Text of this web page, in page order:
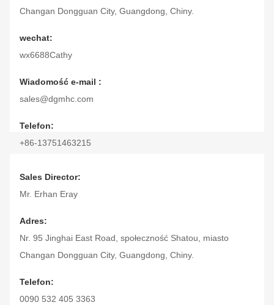
Changan Dongguan City, Guangdong, Chiny.
wechat:
wx6688Cathy
Wiadomość e-mail :
sales@dgmhc.com
Telefon:
+86-13751463215
Sales Director:
Mr. Erhan Eray
Adres:
Nr. 95 Jinghai East Road, społeczność Shatou, miasto
Changan Dongguan City, Guangdong, Chiny.
Telefon:
0090 532 405 3363